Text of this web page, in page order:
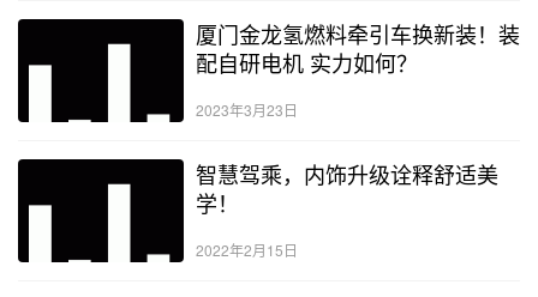
厦门金龙氢燃料牵引车换新装！装
配自研电机 实力如何？
2023年3月23日
智慧驾乘，内饰升级诠释舒适美
学！
2022年2月15日